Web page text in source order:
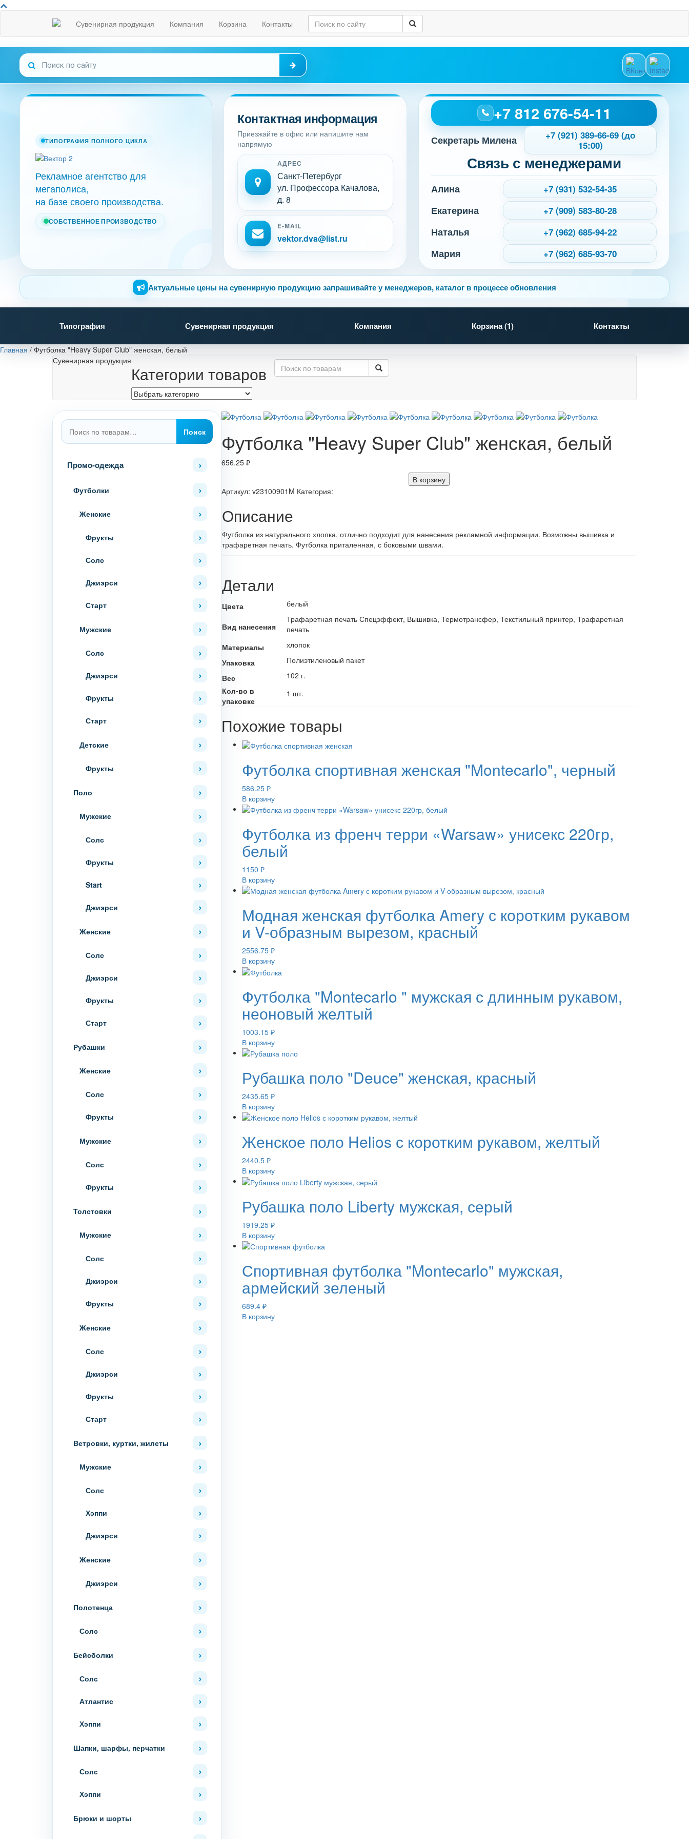
Сувенирная продукция Компания Корзина Контакты
ТИПОГРАФИЯ ПОЛНОГО ЦИКЛА
Рекламное агентство для
мегаполиса,
на базе своего производства.
СОБСТВЕННОЕ ПРОИЗВОДСТВО
Контактная информация
Приезжайте в офис или напишите нам
напрямую
АДРЕС
Санкт-Петербург
ул. Профессора Качалова,
д. 8
E-MAIL
vektor.dva@list.ru
+7 812 676-54-11
Секретарь Милена
+7 (921) 389-66-69 (до
15:00)
Связь с менеджерами
Алина +7 (931) 532-54-35
Екатерина +7 (909) 583-80-28
Наталья +7 (962) 685-94-22
Мария +7 (962) 685-93-70
Актуальные цены на сувенирную продукцию запрашивайте у менеджеров, каталог в процессе обновления
Типография Сувенирная продукция Компания Корзина (1) Контакты
Главная / Футболка "Heavy Super Club" женская, белый
Сувенирная продукция
Категории товаров
Искать:
Поиск
Промо-одежда
Футболки
Женские
Фрукты
Солс
Джиэрси
Старт
Мужские
Солс
Джиэрси
Фрукты
Старт
Детские
Фрукты
Поло
Мужские
Солс
Фрукты
Start
Джиэрси
Женские
Солс
Джиэрси
Фрукты
Старт
Рубашки
Женские
Солс
Фрукты
Мужские
Солс
Фрукты
Толстовки
Мужские
Солс
Джиэрси
Фрукты
Женские
Солс
Джиэрси
Фрукты
Старт
Ветровки, куртки, жилеты
Мужские
Солс
Хэппи
Джиэрси
Женские
Джиэрси
Полотенца
Солс
Бейсболки
Солс
Атлантис
Хэппи
Шапки, шарфы, перчатки
Солс
Хэппи
Брюки и шорты
Футболка "Heavy Super Club" женская, белый
656.25 ₽
В корзину
Артикул: v23100901M Категория:
Описание
Футболка из натурального хлопка, отлично подходит для нанесения рекламной информации. Возможны вышивка и
трафаретная печать. Футболка приталенная, с боковыми швами.
Детали
Цвета белый
Вид нанесения
Трафаретная печать Спецэффект, Вышивка, Термотрансфер, Текстильный принтер, Трафаретная
печать
Материалы
хлопок
Упаковка
Полиэтиленовый пакет
Вес
102 г.
Кол-во в
упаковке
1 шт.
Похожие товары
Футболка спортивная женская "Montecarlo", черный
586.25 ₽
В корзину
Футболка из френч терри «Warsaw» унисекс 220гр,
белый
1150 ₽
В корзину
Модная женская футболка Amery с коротким рукавом
и V-образным вырезом, красный
2556.75 ₽
В корзину
Футболка "Montecarlo " мужская с длинным рукавом,
неоновый желтый
1003.15 ₽
В корзину
Рубашка поло "Deuce" женская, красный
2435.65 ₽
В корзину
Женское поло Helios с коротким рукавом, желтый
2440.5 ₽
В корзину
Рубашка поло Liberty мужская, серый
1919.25 ₽
В корзину
Спортивная футболка "Montecarlo" мужская,
армейский зеленый
689.4 ₽
В корзину